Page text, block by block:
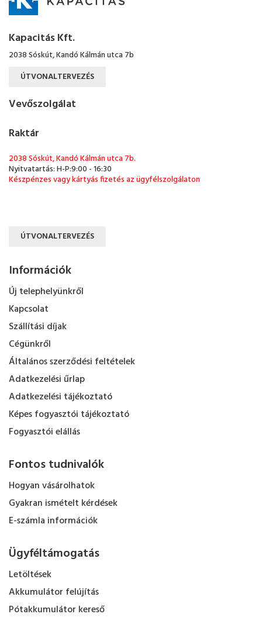
Kapacitás Kft.
2038 Sóskút, Kandó Kálmán utca 7b
ÚTVONALTERVEZÉS
Vevőszolgálat
Raktár
2038 Sóskút, Kandó Kálmán utca 7b.
Nyitvatartás: H-P:9:00 - 16:30
Készpénzes vagy kártyás fizetés az ügyfélszolgálaton
ÚTVONALTERVEZÉS
Információk
Új telephelyünkről
Kapcsolat
Szállítási díjak
Cégünkről
Általános szerződési feltételek
Adatkezelési űrlap
Adatkezelési tájékoztató
Képes fogyasztói tájékoztató
Fogyasztói elállás
Fontos tudnivalók
Hogyan vásárolhatok
Gyakran ismételt kérdések
E-számla információk
Ügyféltámogatás
Letöltések
Akkumulátor felújítás
Pótakkumulátor kereső